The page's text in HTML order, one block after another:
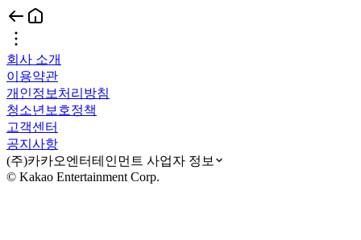
회사 소개
이용약관
개인정보처리방침
청소년보호정책
고객센터
공지사항
(주)카카오엔터테인먼트 사업자 정보
© Kakao Entertainment Corp.